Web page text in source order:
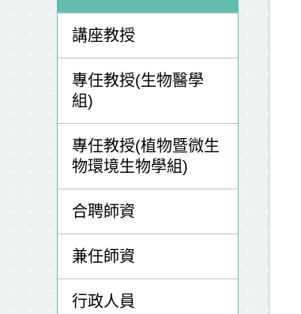
講座教授
專任教授(生物醫學
組)
專任教授(植物暨微生
物環境生物學組)
合聘師資
兼任師資
行政人員